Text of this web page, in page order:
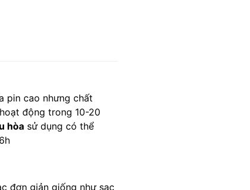
pin cao nhưng chất
động trong 10-20
hòasử dụng có thể
đơn giản giống như sạc